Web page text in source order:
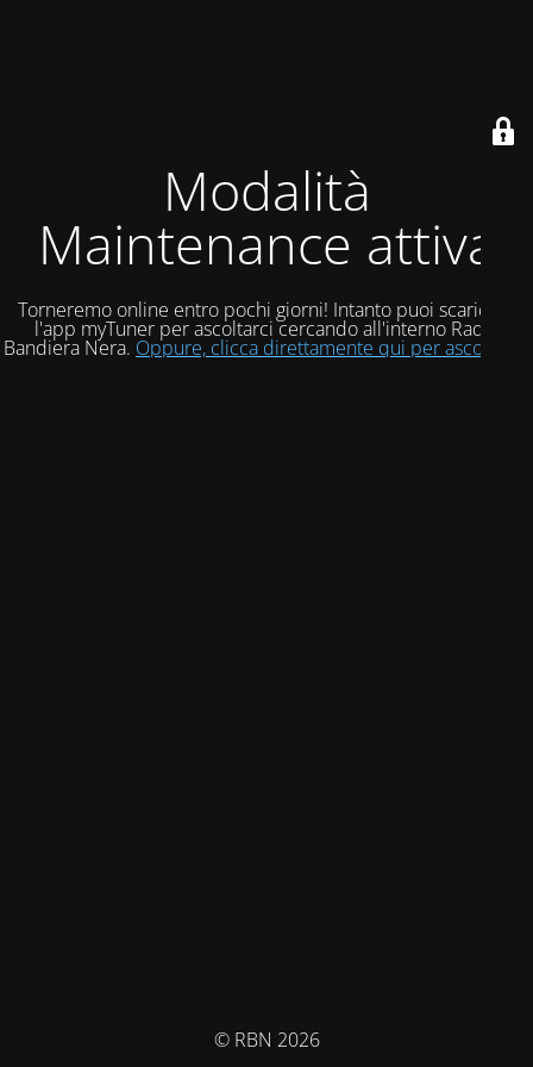
Modalità
Maintenance attiva
Torneremo online entro pochi giorni! Intanto puoi scaricare
l'app myTuner per ascoltarci cercando all'interno Radio
Bandiera Nera. Oppure, clicca direttamente qui per ascoltarci!
© RBN 2026